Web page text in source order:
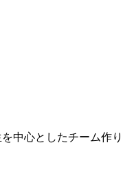
中心としたチーム作り